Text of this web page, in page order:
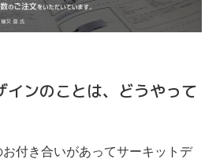
ンのことは、どうやって
付き合いがあってサーキットデ